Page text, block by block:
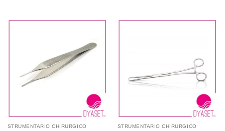
STRUMENTARIO CHIRURGICO STRUMENTARIO CHIRURGICO